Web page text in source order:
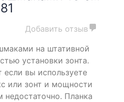
Добавить отзыв
на штативной
установки зонта.
если вы используете
или зонт и мощности
Планка